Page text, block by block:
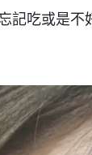
記吃或是不